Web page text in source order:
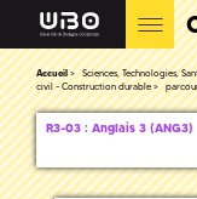
Accueil Sciences, Technologies,
civil - Construction durable
R3-03 : Anglais 3 (ANG3)